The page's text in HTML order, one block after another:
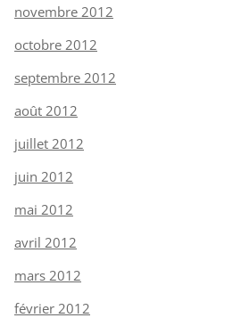
novembre 2012
octobre 2012
septembre 2012
août 2012
juillet 2012
juin 2012
mai 2012
avril 2012
mars 2012
février 2012